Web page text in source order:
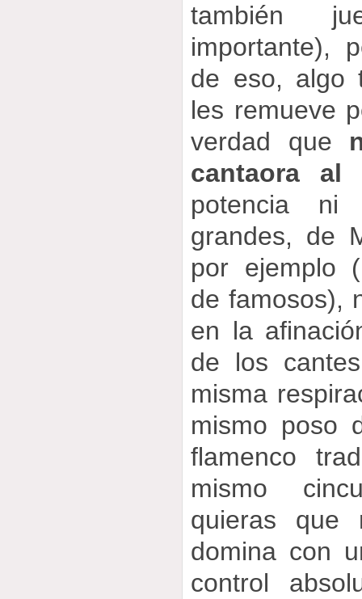
también
importante),
de eso, algo
les remueve
verdad que
cantaora al
potencia
grandes, de
por ejemplo
de famosos),
en la
de los
misma
mismo poso
flamenco
mismo
quieras que
domina con
control